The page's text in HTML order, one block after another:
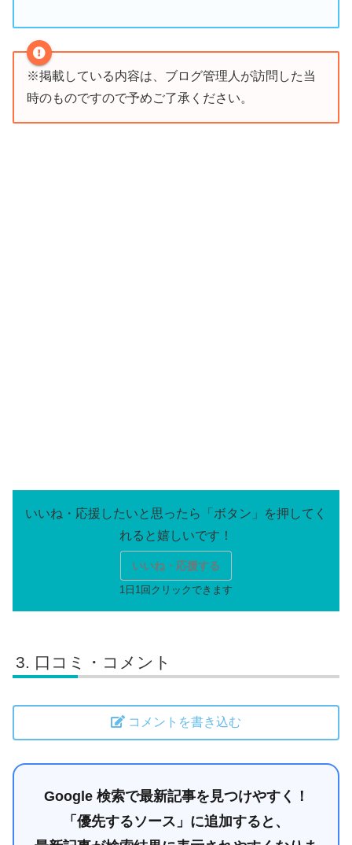
※掲載している内容は、ブログ管理人が訪問した当
時のものですので予めご了承ください。
いいね・応援する
口コミ・コメント
コメントを書き込む
Google 検索で最新記事を見つけやすく！
「優先するソース」に追加すると、